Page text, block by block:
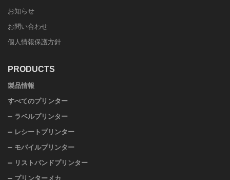
お知らせ
お問い合わせ
個人情報保護方針
PRODUCTS
製品情報
すべてのプリンター
ラベルプリンター
レシートプリンター
モバイルプリンター
リストバンドプリンター
プリンターメカ